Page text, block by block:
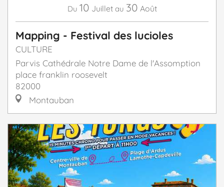
Du 10 Juillet au 30 Août
Mapping - Festival des lucioles
CULTURE
Parvis Cathédrale Notre Dame de l'Assomption
place franklin roosevelt
82000
Montauban